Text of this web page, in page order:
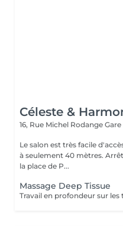
Céleste &
16, Rue Michel Rodange
Le salon est très facile d'accès : Parking souterrain Martyrs
à seulement 40 mètres. Arrêt de tram à proximité direct ( arrêt
la place de P...
Massage Deep Tissue
Travail en profondeur sur